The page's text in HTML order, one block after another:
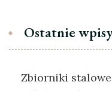
Ostatnie
Zbiorniki stalowe